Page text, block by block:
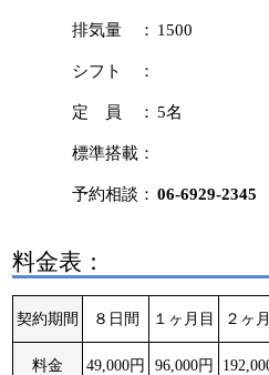
排気量 ： 1500
シフト ：
定 員 ： 5名
標準搭載：
予約相談： 06-6929-2345
料金表：
契約期間 ８日間 １ヶ月目 ２ヶ
料金 49,000円 96,000円